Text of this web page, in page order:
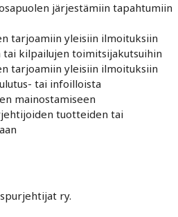
järjestämiin tapahtumiin
tarjoamiin yleisiin ilmoituksiin
kilpailujen toimitsijakutsuihin
tarjoamiin yleisiin ilmoituksiin
tai infoilloista
mainostamiseen
tuotteiden tai
ry.